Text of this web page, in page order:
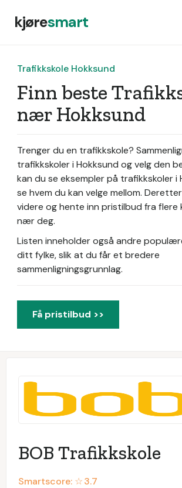
kjøresmart
Trafikkskole Hokksund
Finn beste
nær Hokksund
Trenger du en trafikkskole?
trafikkskoler i Hokksund og velg den
kan du se eksempler på trafikkskoler i
se hvem du kan velge mellom.
videre og hente inn pristilbud fra flere
nær deg.
Listen inneholder også andre
ditt fylke, slik at du får et bredere
sammenligningsgrunnlag.
Få pristilbud >>
BOB Trafikkskole
Smartscore: ☆3.7